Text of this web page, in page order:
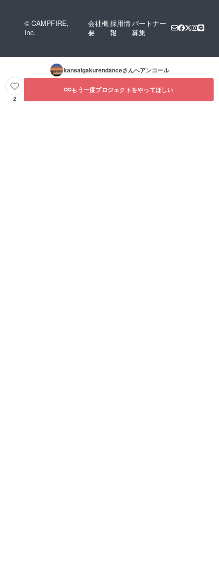
© CAMPFIRE,
Inc.
会社概
要
採用情
報
パートナー
募集
kansaigakurendanceさんへアンコール
2
もう一度プロジェクトをやってほしい